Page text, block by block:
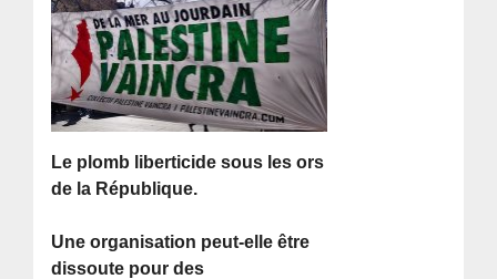
Le plomb liberticide sous les ors
de la République.
Une organisation peut-elle être
dissoute pour des